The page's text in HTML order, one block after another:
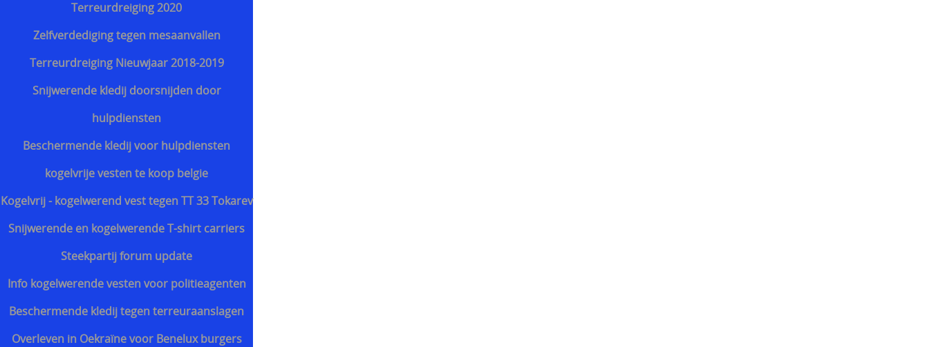
Terreurdreiging 2020
Zelfverdediging tegen mesaanvallen
Terreurdreiging Nieuwjaar 2018-2019
Snijwerende kledij doorsnijden door
hulpdiensten
Beschermende kledij voor hulpdiensten
kogelvrije vesten te koop belgie
Kogelvrij - kogelwerend vest tegen TT 33 Tokarev
Snijwerende en kogelwerende T-shirt carriers
Steekpartij forum update
Info kogelwerende vesten voor politieagenten
Beschermende kledij tegen terreuraanslagen
Overleven in Oekraïne voor Benelux burgers